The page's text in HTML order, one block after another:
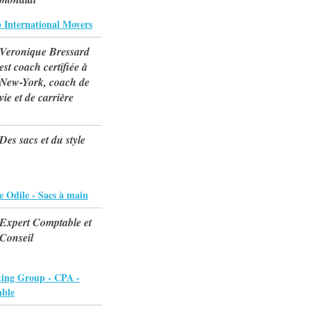
International Movers
Veronique Bressard
est coach certifiée à
New-York, coach de
vie et de carrière
Des sacs et du style
Odile - Sacs à main
Expert Comptable et
Conseil
Group - CPA -